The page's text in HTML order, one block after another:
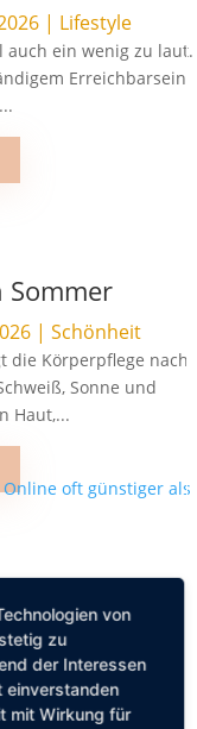
| Lifestyle
auch ein wenig zu laut.
Erreichbarsein
Sommer
| Schönheit
die Körperpflege nach
Sonne und
Haut,...
Premium-
als im
|Schönheit
von
zu
der Interessen
einverstanden
mit Wirkung für